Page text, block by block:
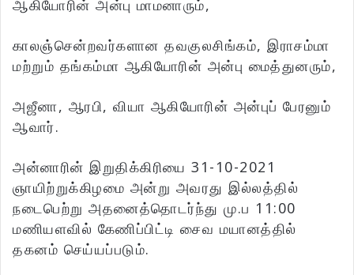
ஆகியோரின் அன்பு மாமனாரும்,
காலஞ்சென்றவர்களான தவகுலசிங்கம், இராசம்மா
மற்றும் தங்கம்மா ஆகியோரின் அன்பு மைத்துனரும்,
அஜீனா, ஆரபி, வியா ஆகியோரின் அன்புப் பேரனும்
ஆவார்.
அன்னாரின் இறுதிக்கிரியை 31-10-2021
ஞாயிற்றுக்கிழமை அன்று அவரது இல்லத்தில்
நடைபெற்று அதனைத்தொடர்ந்து மு.ப 11:00
மணியளவில் கேணிப்பிட்டி சைவ மயானத்தில்
தகனம் செய்யப்படும்.